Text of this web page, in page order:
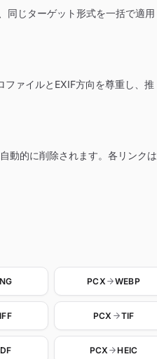
同じターゲット形式を一括で適用
ァイルとEXIF方向を尊重し、推
動的に削除されます。各リンクは
PCX WEBP
PCX TIF
PCX HEIC